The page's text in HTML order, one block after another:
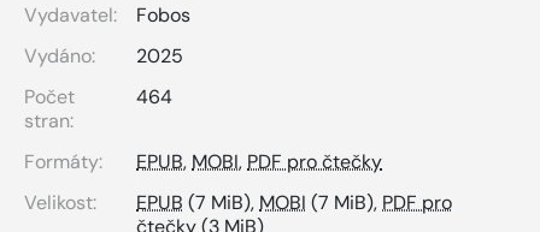
Vydavatel:
Fobos
Vydáno:
2025
Počet
stran:
464
Formáty: EPUB,MOBI,PDF pro čtečky
Velikost:
EPUB (7 MiB),MOBI (7 MiB),PDF pro